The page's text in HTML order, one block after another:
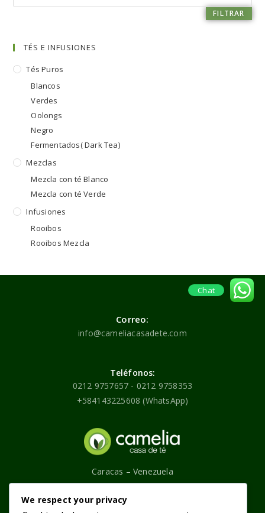
FILTRAR
TÉS E INFUSIONES
Tés Puros
Blancos
Verdes
Oolongs
Negro
Fermentados( Dark Tea)
Mezclas
Mezcla con té Blanco
Mezcla con té Verde
Infusiones
Rooibos
Rooibos Mezcla
Correo:
info@cameliacasadete.com
Teléfonos:
0212 9757657 - 0212 9758353
+584143225608 (WhatsApp)
Caracas – Venezuela
Contáctenos
We respect your privacy
Chat